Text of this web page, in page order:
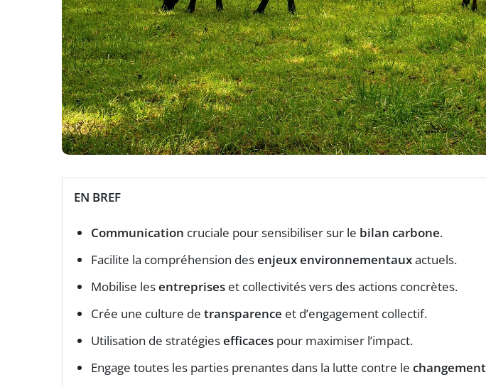
EN BREF
Communication cruciale pour sensibiliser sur le bilan carbone.
Facilite la compréhension desenjeux environnementauxactuels.
Mobilise lesentreprises et collectivités vers des actions concrètes.
Crée une culture de transparence et d’engagement collectif.
Utilisation de stratégiesefficaces pour maximiser l’impact.
Engage toutes les parties prenantes dans la lutte contre le